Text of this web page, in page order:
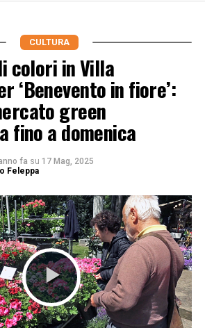
CULTURA
colori in Villa
‘Benevento in fiore’:
green
fino a domenica
fa su 17 Mag, 2025
Feleppa